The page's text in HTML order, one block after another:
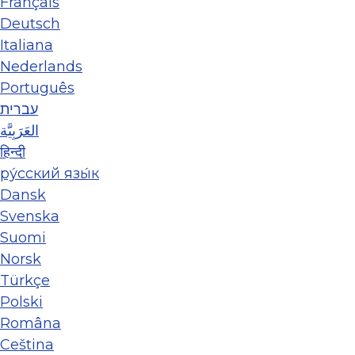
Deutsch
Italiana
Nederlands
Português
עברית
العَرَبِيَّة
हिन्दी
ру́сский язы́к
Dansk
Svenska
Suomi
Norsk
Türkçe
Polski
Româna
Ceština